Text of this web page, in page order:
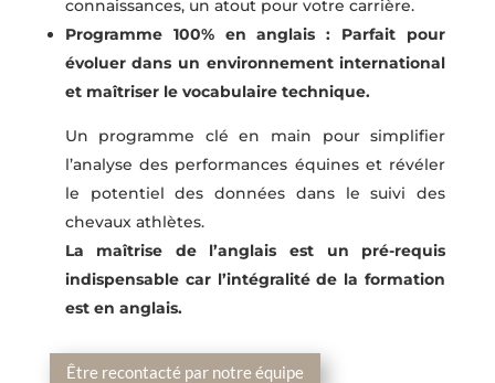
connaissances, un atout pour votre carrière.
Programme 100% en anglais : Parfait pour
évoluer dans un environnement international
et maîtriser le vocabulaire technique.
Un programme clé en main pour simplifier
l’analyse des performances équines et révéler
le potentiel des données dans le suivi des
chevaux athlètes.
La maîtrise de l’anglais est un pré-requis
indispensable car l’intégralité de la formation
est en anglais.
Être recontacté par notre équipe